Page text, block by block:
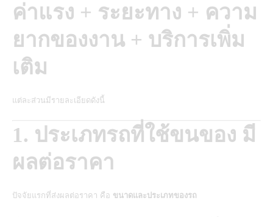
ค่าแรง + ระยะทาง + ความ
ยากของงาน + บริการเพิ่ม
เติม
แต่ละส่วนมีรายละเอียดดังนี้
1. ประเภทรถที่ใช้ขนของ มี
ผลต่อราคา
ปัจจัยแรกที่ส่งผลต่อราคา คือ ขนาดและประเภทของรถ